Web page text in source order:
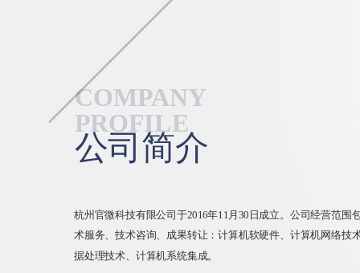
公司简介
杭州官微科技有限公司于2016年11月30日成立。公司经营范围
术服务、技术咨询、成果转让：计算机软硬件、计算机网络技
据处理技术、计算机系统集成。
COMPANY
PROFILE